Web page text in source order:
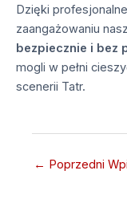
Dzięki
zaangażowaniu
bezpiecznie i bez
mogli w pełni
scenerii Tatr.
← Poprzedni